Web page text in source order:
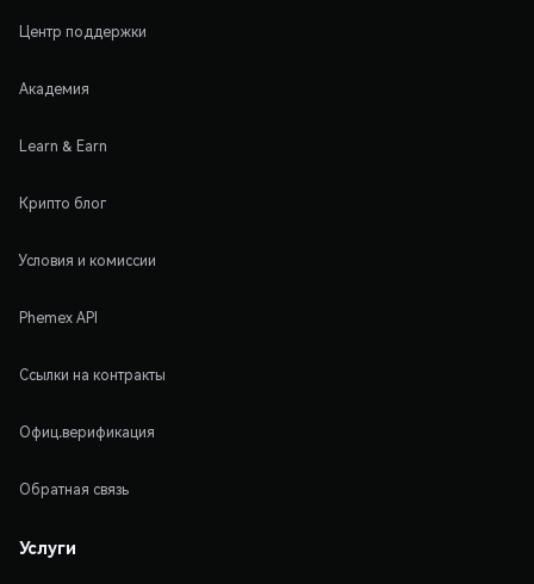
Центр поддержки
Академия
Learn & Earn
Крипто блог
Условия и комиссии
Phemex API
Ссылки на контракты
Офиц.верификация
Обратная связь
Услуги